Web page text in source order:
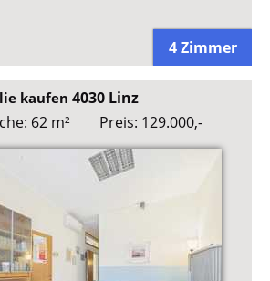
4 Zimmer
kaufen4030 Linz
62 m² Preis: 129.000,-